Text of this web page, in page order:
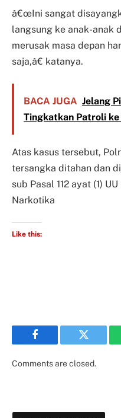
â€œIni sangat
langsung ke anak-anak
merusak masa depan
saja,â€ katanya.
BACA JUGA Jelang
Tingkatkan Patroli ke
Atas kasus tersebut,
tersangka ditahan dan
sub Pasal 112 ayat (1)
Narkotika
Like this:
Facebook Twitter
Comments are closed.